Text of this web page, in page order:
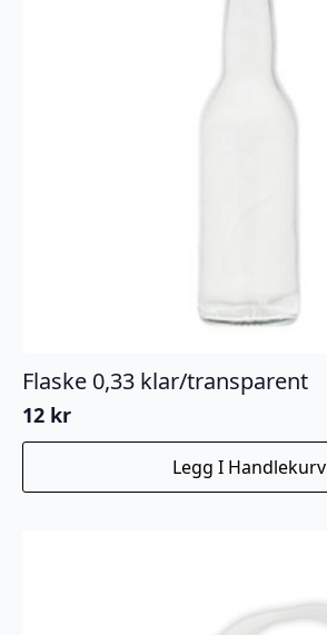
Flaske 0,33 klar/transparent
12 kr
Legg I Handlekurv